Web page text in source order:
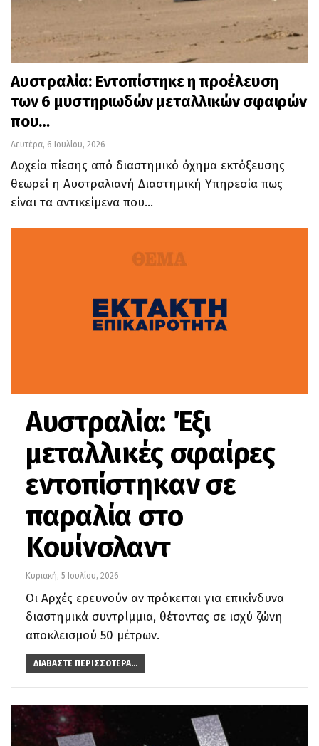
Αυστραλία: Εντοπίστηκε η προέλευση
των 6 μυστηριωδών μεταλλικών σφαιρών
που…
Δευτέρα, 6 Ιουλίου, 2026
Δοχεία πίεσης από διαστημικό όχημα εκτόξευσης
θεωρεί η Αυστραλιανή Διαστημική Υπηρεσία πως
είναι τα αντικείμενα που…
Αυστραλία: Έξι
μεταλλικές σφαίρες
εντοπίστηκαν σε
παραλία στο
Κουίνσλαντ
Κυριακή, 5 Ιουλίου, 2026
Οι Αρχές ερευνούν αν πρόκειται για επικίνδυνα
διαστημικά συντρίμμια, θέτοντας σε ισχύ ζώνη
αποκλεισμού 50 μέτρων.
ΔΙΑΒΆΣΤΕ ΠΕΡΙΣΣΌΤΕΡΑ...